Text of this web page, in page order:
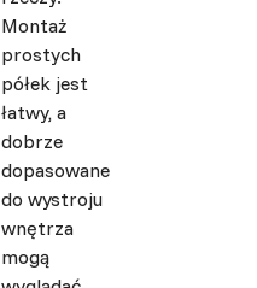
Montaż
prostych
półek jest
łatwy, a
dobrze
dopasowane
do wystroju
wnętrza
mogą